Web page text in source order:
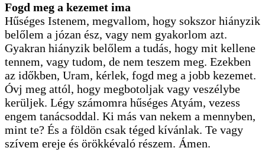
Fogd meg a kezemet ima
Hűséges Istenem, megvallom, hogy sokszor hiányzik
belőlem a józan ész, vagy nem gyakorlom azt.
Gyakran hiányzik belőlem a tudás, hogy mit kellene
tennem, vagy tudom, de nem teszem meg. Ezekben
az időkben, Uram, kérlek, fogd meg a jobb kezemet.
Óvj meg attól, hogy megbotoljak vagy veszélybe
kerüljek. Légy számomra hűséges Atyám, vezess
engem tanácsoddal. Ki más van nekem a mennyben,
mint te? És a földön csak téged kívánlak. Te vagy
szívem ereje és örökkévaló részem. Ámen.